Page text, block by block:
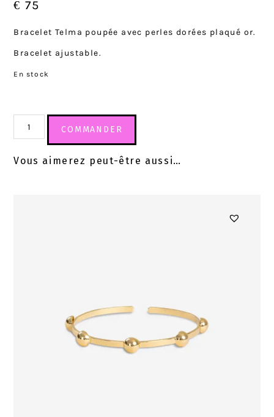
€ 75
Bracelet Telma poupée avec perles dorées plaqué or.
Bracelet ajustable.
En stock
COMMANDER
Vous aimerez peut-être aussi…